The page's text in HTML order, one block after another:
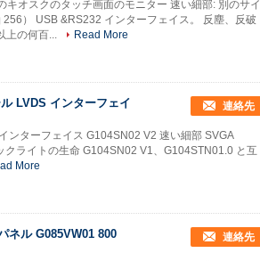
オスクのタッチ画面のモニター 速い細部: 別のサイ
） USB &RS232 インターフェイス。 反塵、反破
上の何百...
Read More
LVDS インターフェイ
連絡先
ンターフェイス G104SN02 V2 速い細部 SVGA
ライトの生命 G104SN02 V1、G104STN01.0 と互
More
ネル G085VW01 800
連絡先